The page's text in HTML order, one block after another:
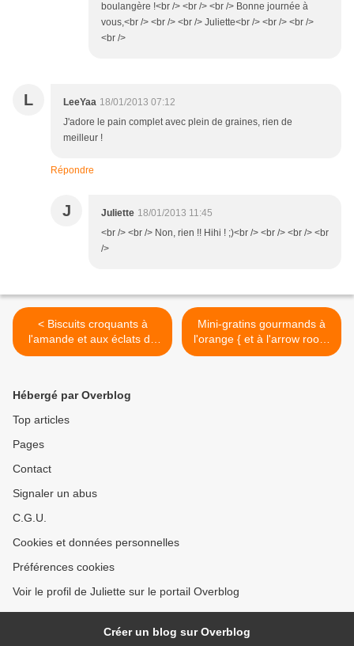
boulangère !<br /> <br /> <br /> Bonne journée à
vous,<br /> <br /> <br /> Juliette<br /> <br /> <br />
<br />
L LeeYaa 18/01/2013 07:12
J'adore le pain complet avec plein de graines, rien de
meilleur !
Répondre
J Juliette 18/01/2013 11:45
<br /> <br /> Non, rien !! Hihi ! ;)<br /> <br /> <br /> <br
/>
< Biscuits croquants à
l'amande et aux éclats de
salidou { caramel au beurre
Mini-gratins gourmands à
l'orange { et à l'arrow root }
>
Hébergé par Overblog
Top articles
Pages
Contact
Signaler un abus
C.G.U.
Cookies et données personnelles
Préférences cookies
Voir le profil de Juliette sur le portail Overblog
Créer un blog sur Overblog